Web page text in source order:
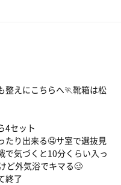
整えにこちらへ🏃靴箱は松
4セット
たり出来る🤤サ室で選抜見
で気づくと10分くらい入っ
ど外気浴でキマる🥴
終了